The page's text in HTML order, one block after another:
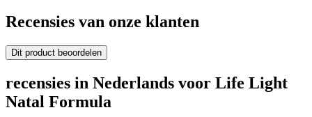
Recensies van onze klanten
Dit product beoordelen
recensies in Nederlands voor Life Light
Natal Formula